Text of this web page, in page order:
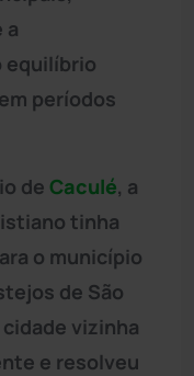
a
equilíbrio
períodos
de Caculé, a
tinha
o município
de São
vizinha
e resolveu